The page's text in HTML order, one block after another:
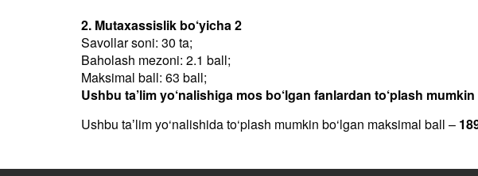
2. Mutaxassislik bo‘yicha 2
Savollar soni: 30 ta;
Baholash mezoni: 2.1 ball;
Maksimal ball: 63 ball;
Ushbu ta’lim yo‘nalishiga mos bo‘lgan fanlardan to‘plash
Ushbu taʼlim yo‘nalishida to‘plash mumkin bo‘lgan maksimal ball –